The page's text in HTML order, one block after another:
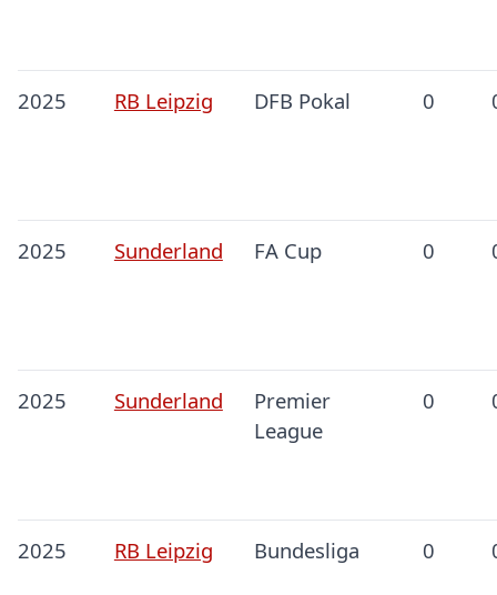
2025 RB Leipzig DFB Pokal 0
2025 Sunderland FA Cup 0
2025 Sunderland
Premier
League
0
2025 RB Leipzig Bundesliga 0